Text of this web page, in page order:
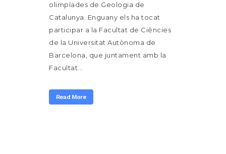
olimpíades de Geologia de
Catalunya. Enguany els ha tocat
participar a la Facultat de Ciències
de la Universitat Autònoma de
Barcelona, que juntament amb la
Facultat...
Read More